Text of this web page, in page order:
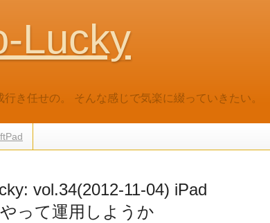
Lucky
行き任せの。 そんな感じで気楽に綴っていきたい。
vol.34(2012-11-04) iPad
って運用しようか